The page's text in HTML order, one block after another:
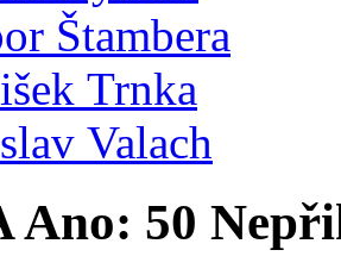
Štambera
Trnka
Valach
Ano: 50